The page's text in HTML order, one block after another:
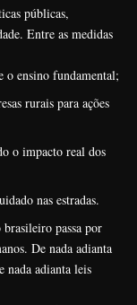
públicas,
Entre as medidas
o ensino fundamental;
rurais para ações
o impacto real dos
nas estradas.
passa por
De nada adianta
nada adianta leis